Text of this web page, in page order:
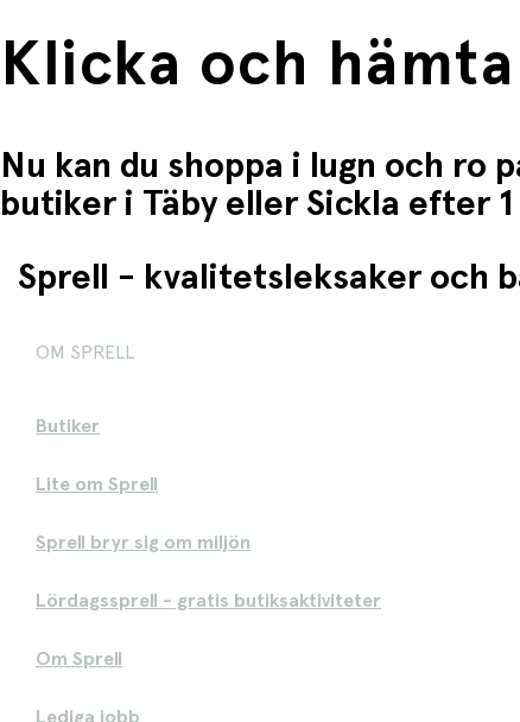
Klicka och hämta
Nu kan du shoppa i lugn och ro
butiker i Täby eller Sickla efter
Sprell - kvalitetsleksaker och
OM SPRELL
Butiker
Lite om Sprell
Sprell bryr sig om miljön
Lördagssprell - gratis butiksaktiviteter
Om Sprell
Lediga jobb